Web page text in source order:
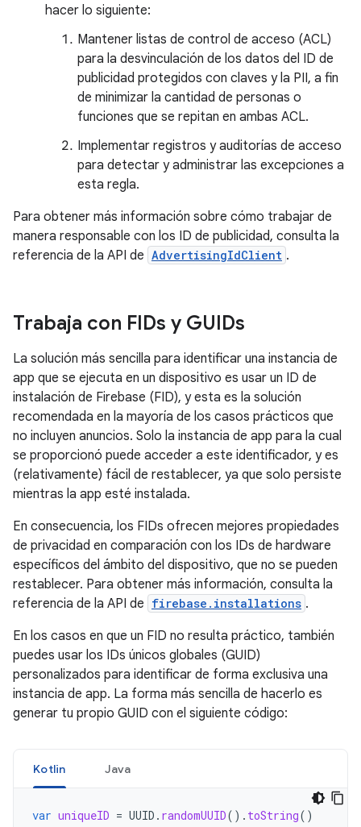
hacer lo siguiente:
Mantener listas de control de acceso (ACL)
para la desvinculación de los datos del ID de
publicidad protegidos con claves y la PII, a fin
de minimizar la cantidad de personas o
funciones que se repitan en ambas ACL.
Implementar registros y auditorías de acceso
para detectar y administrar las excepciones a
esta regla.
Para obtener más información sobre cómo trabajar de
manera responsable con los ID de publicidad, consulta la
referencia de la API de AdvertisingIdClient .
Trabaja con FIDs y GUIDs
La solución más sencilla para identificar una instancia de
app que se ejecuta en un dispositivo es usar un ID de
instalación de Firebase (FID), y esta es la solución
recomendada en la mayoría de los casos prácticos que
no incluyen anuncios. Solo la instancia de app para la cual
se proporcionó puede acceder a este identificador, y es
(relativamente) fácil de restablecer, ya que solo persiste
mientras la app esté instalada.
En consecuencia, los FIDs ofrecen mejores propiedades
de privacidad en comparación con los IDs de hardware
específicos del ámbito del dispositivo, que no se pueden
restablecer. Para obtener más información, consulta la
referencia de la API de firebase.installations .
En los casos en que un FID no resulta práctico, también
puedes usar los IDs únicos globales (GUID)
personalizados para identificar de forma exclusiva una
instancia de app. La forma más sencilla de hacerlo es
generar tu propio GUID con el siguiente código:
Kotlin Java
var uniqueID = UUID . randomUUID(). toString()